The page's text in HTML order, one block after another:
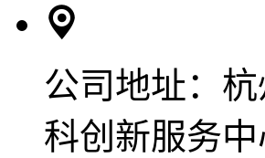
公司地址：
科创新服务中